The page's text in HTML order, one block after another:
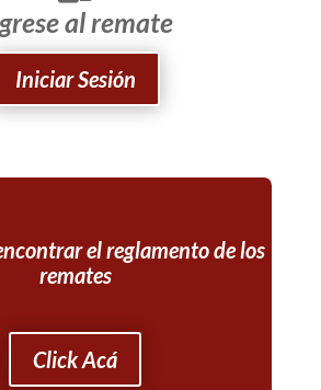
al remate
Iniciar Sesión
el reglamento de los
remates
Click Acá